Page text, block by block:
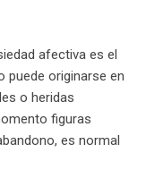
afectiva es el
puede originarse en
o heridas
figuras
es normal